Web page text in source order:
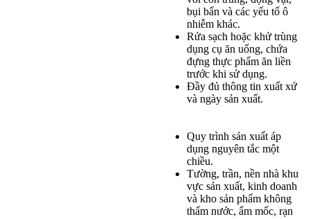
bụi bẩn và các yếu tố ô
nhiễm khác.
Rửa sạch hoặc khử trùng
dụng cụ ăn uống, chứa
đựng thực phẩm ăn liền
trước khi sử dụng.
Đầy đủ thông tin xuất xứ
và ngày sản xuất.
Quy trình sản xuất áp
dụng nguyên tắc một
chiều.
Tường, trần, nền nhà khu
vực sản xuất, kinh doanh
và kho sản phẩm không
thấm nước, ẩm mốc, rạn